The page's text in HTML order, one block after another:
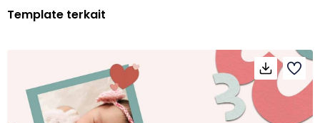
Template terkait